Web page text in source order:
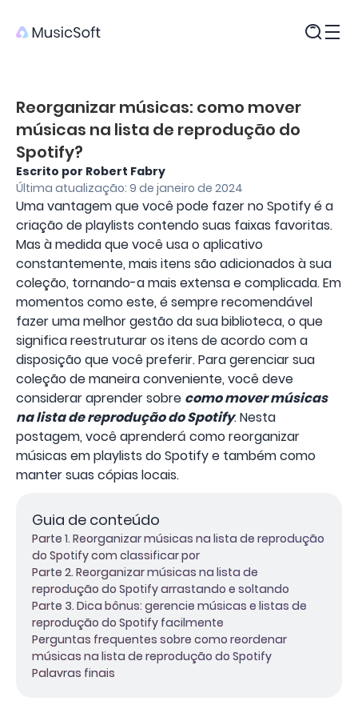
Reorganizar músicas: como mover
músicas na lista de reprodução do
Spotify?
Escrito por Robert Fabry
Última atualização: 9 de janeiro de 2024
Uma vantagem que você pode fazer no Spotify é a
criação de playlists contendo suas faixas favoritas.
Mas à medida que você usa o aplicativo
constantemente, mais itens são adicionados à sua
coleção, tornando-a mais extensa e complicada. Em
momentos como este, é sempre recomendável
fazer uma melhor gestão da sua biblioteca, o que
significa reestruturar os itens de acordo com a
disposição que você preferir. Para gerenciar sua
coleção de maneira conveniente, você deve
considerar aprender sobre como mover músicas
na lista de reprodução do Spotify. Nesta
postagem, você aprenderá como reorganizar
músicas em playlists do Spotify e também como
manter suas cópias locais.
Guia de conteúdo
Parte 1. Reorganizar músicas na lista de reprodução
do Spotify com classificar por
Parte 2. Reorganizar músicas na lista de
reprodução do Spotify arrastando e soltando
Parte 3. Dica bônus: gerencie músicas e listas de
reprodução do Spotify facilmente
Perguntas frequentes sobre como reordenar
músicas na lista de reprodução do Spotify
Palavras finais